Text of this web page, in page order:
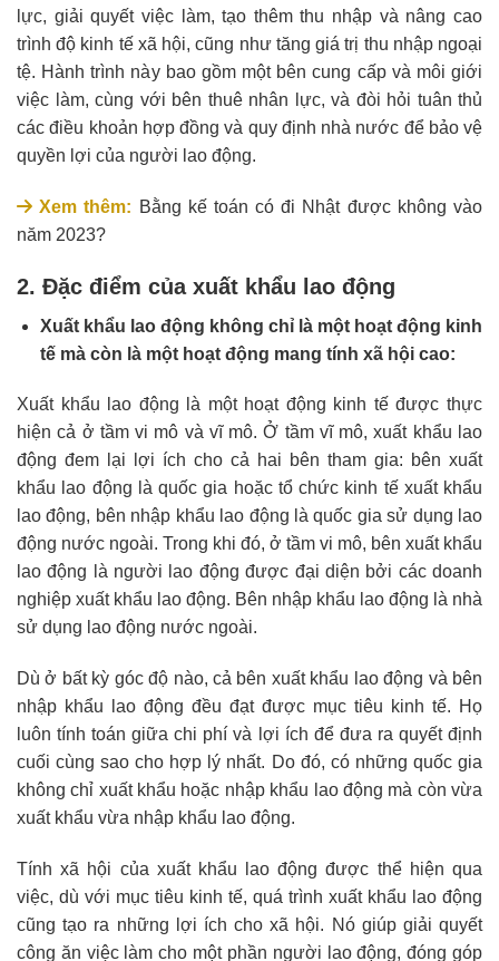
lực, giải quyết việc làm, tạo thêm thu nhập và nâng cao
trình độ kinh tế xã hội, cũng như tăng giá trị thu nhập ngoại
tệ. Hành trình này bao gồm một bên cung cấp và môi giới
việc làm, cùng với bên thuê nhân lực, và đòi hỏi tuân thủ
các điều khoản hợp đồng và quy định nhà nước để bảo vệ
quyền lợi của người lao động.
Xem thêm: Bằng kế toán có đi Nhật được không vào
năm 2023?
2. Đặc điểm của xuất khẩu lao động
Xuất khẩu lao động không chỉ là một hoạt động kinh
tế mà còn là một hoạt động mang tính xã hội cao:
Xuất khẩu lao động là một hoạt động kinh tế được thực
hiện cả ở tầm vi mô và vĩ mô. Ở tầm vĩ mô, xuất khẩu lao
động đem lại lợi ích cho cả hai bên tham gia: bên xuất
khẩu lao động là quốc gia hoặc tổ chức kinh tế xuất khẩu
lao động, bên nhập khẩu lao động là quốc gia sử dụng lao
động nước ngoài. Trong khi đó, ở tầm vi mô, bên xuất khẩu
lao động là người lao động được đại diện bởi các doanh
nghiệp xuất khẩu lao động. Bên nhập khẩu lao động là nhà
sử dụng lao động nước ngoài.
Dù ở bất kỳ góc độ nào, cả bên xuất khẩu lao động và bên
nhập khẩu lao động đều đạt được mục tiêu kinh tế. Họ
luôn tính toán giữa chi phí và lợi ích để đưa ra quyết định
cuối cùng sao cho hợp lý nhất. Do đó, có những quốc gia
không chỉ xuất khẩu hoặc nhập khẩu lao động mà còn vừa
xuất khẩu vừa nhập khẩu lao động.
Tính xã hội của xuất khẩu lao động được thể hiện qua
việc, dù với mục tiêu kinh tế, quá trình xuất khẩu lao động
cũng tạo ra những lợi ích cho xã hội. Nó giúp giải quyết
công ăn việc làm cho một phần người lao động, đóng góp